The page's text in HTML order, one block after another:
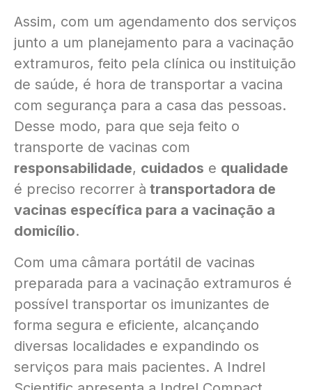
Assim, com um agendamento dos serviços
junto a um planejamento para a vacinação
extramuros, feito pela clínica ou instituição
de saúde, é hora de transportar a vacina
com segurança para a casa das pessoas.
Desse modo, para que seja feito o
transporte de vacinas com
responsabilidade, cuidados e qualidade
é preciso recorrer à transportadora de
vacinas específica para a vacinação a
domicílio.
Com uma câmara portátil de vacinas
preparada para a vacinação extramuros é
possível transportar os imunizantes de
forma segura e eficiente, alcançando
diversas localidades e expandindo os
serviços para mais pacientes. A Indrel